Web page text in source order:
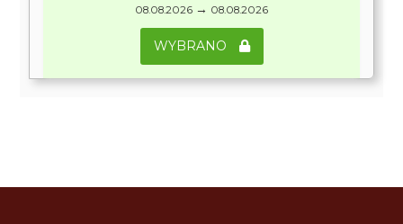
08.08.2026 → 08.08.2026
WYBRANO